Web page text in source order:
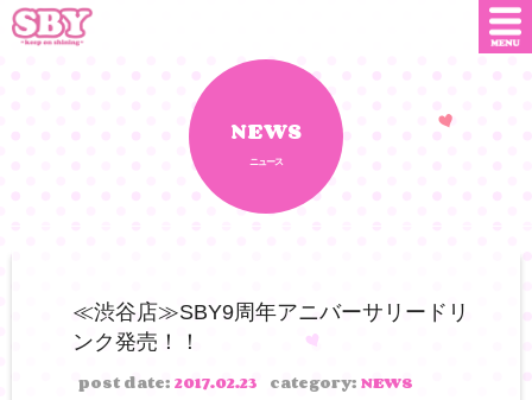
NEWS
ニュース
≪渋谷店≫SBY9周年アニバーサリードリ
ンク発売！！
post date: 2017.02.23 category: NEWS